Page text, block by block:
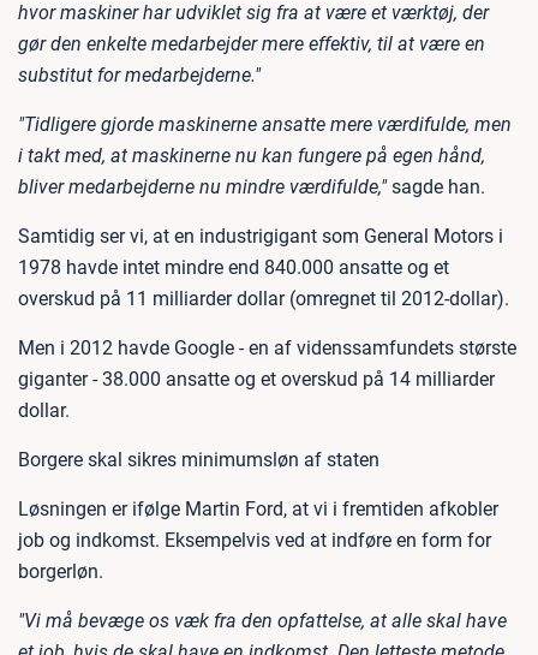
hvor maskiner har udviklet sig fra at være et værktøj, der
gør den enkelte medarbejder mere effektiv, til at være en
substitut for medarbejderne."
"Tidligere gjorde maskinerne ansatte mere værdifulde, men
i takt med, at maskinerne nu kan fungere på egen hånd,
bliver medarbejderne nu mindre værdifulde,"sagde han.
Samtidig ser vi, at en industrigigant som General Motors i
1978 havde intet mindre end 840.000 ansatte og et
overskud på 11 milliarder dollar (omregnet til 2012-dollar).
Men i 2012 havde Google - en af videnssamfundets største
giganter - 38.000 ansatte og et overskud på 14 milliarder
dollar.
Borgere skal sikres minimumsløn af staten
Løsningen er ifølge Martin Ford, at vi i fremtiden afkobler
job og indkomst. Eksempelvis ved at indføre en form for
borgerløn.
"Vi må bevæge os væk fra den opfattelse, at alle skal have